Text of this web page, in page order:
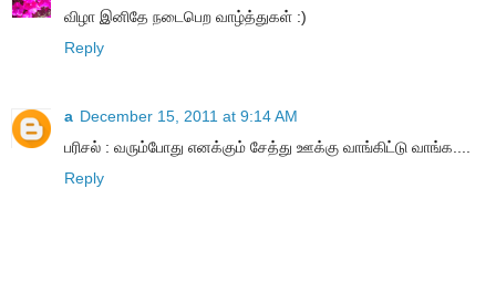
விழா இனிதே நடைபெற வாழ்த்துகள் :)
Reply
a December 15, 2011 at 9:14 AM
பரிசல் : வரும்போது எனக்கும் சேத்து ஊக்கு வாங்கிட்டு வாங்க....
Reply